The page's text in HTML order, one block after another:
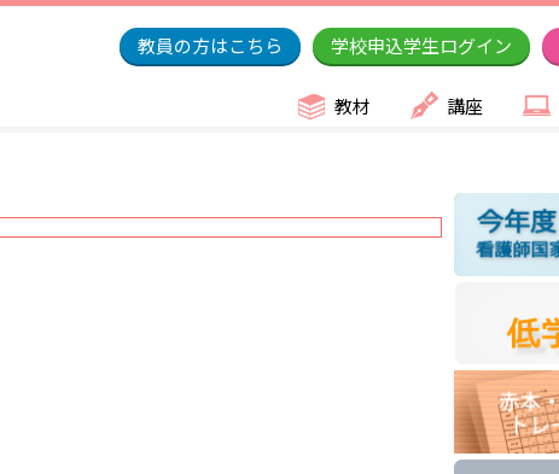
教員の方はこちら 学校申込学生ログイン
教材 講座